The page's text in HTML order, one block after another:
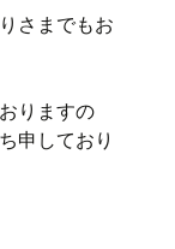
さまでもお
りますの
申しており